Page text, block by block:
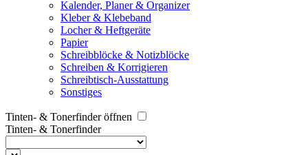
Kalender, Planer & Organizer
Kleber & Klebeband
Locher & Heftgeräte
Papier
Schreibblöcke & Notizblöcke
Schreiben & Korrigieren
Schreibtisch-Ausstattung
Sonstiges
Tinten- & Tonerfinder öffnen
Tinten- & Tonerfinder